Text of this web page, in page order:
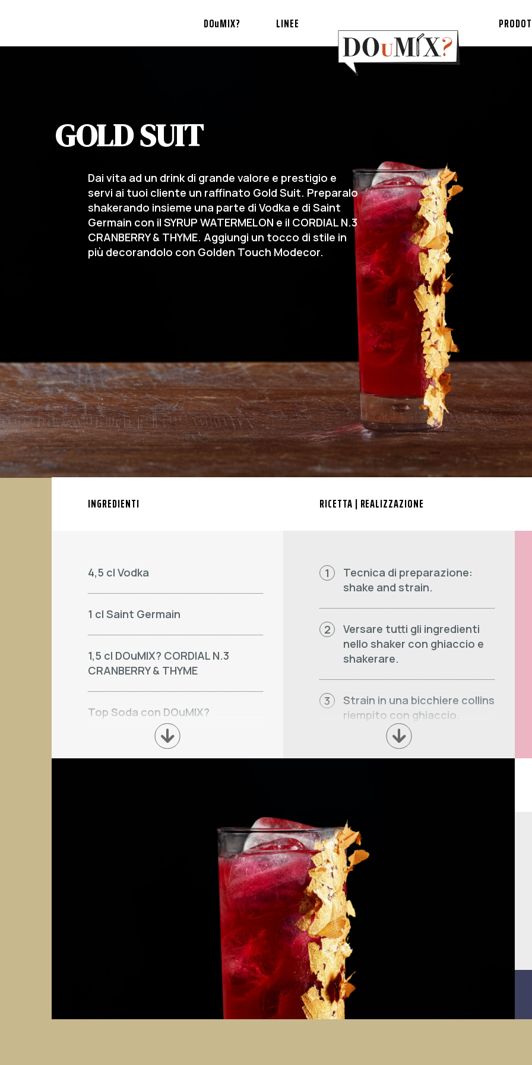
DOuMIX? LINEE
GOLD SUIT
Dai vita ad un drink di grande valore e prestigio e
servi ai tuoi cliente un raffinato Gold Suit. Preparalo
shakerando insieme una parte di Vodka e di Saint
Germain con il SYRUP WATERMELON e il CORDIAL N.3
CRANBERRY & THYME. Aggiungi un tocco di stile in
più decorandolo con Golden Touch Modecor.
INGREDIENTI
4,5 cl Vodka
1 cl Saint Germain
1,5 cl DOuMIX? CORDIAL N.3
CRANBERRY & THYME
Top Soda con DOuMIX?
WATERMELON SYRUP
RICETTA | REALIZZAZIONE
1
Tecnica di preparazione:
shake and strain.
2
Versare tutti gli ingredienti
nello shaker con ghiaccio e
shakerare.
3
Strain in una bicchiere collins
riempito con ghiaccio.
4
Top Soda con DOuMIX?
Modecor.